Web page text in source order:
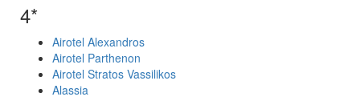
4*
Airotel Alexandros
Airotel Parthenon
Airotel Stratos Vassilikos
Alassia